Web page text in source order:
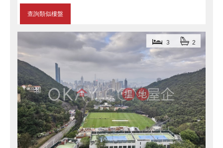
查詢類似樓盤
3 2